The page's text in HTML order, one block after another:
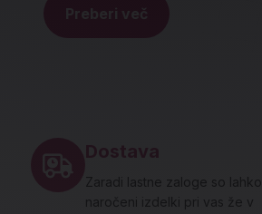
Preberi več
Dostava
Zaradi lastne zaloge so lahko
naročeni izdelki pri vas že v